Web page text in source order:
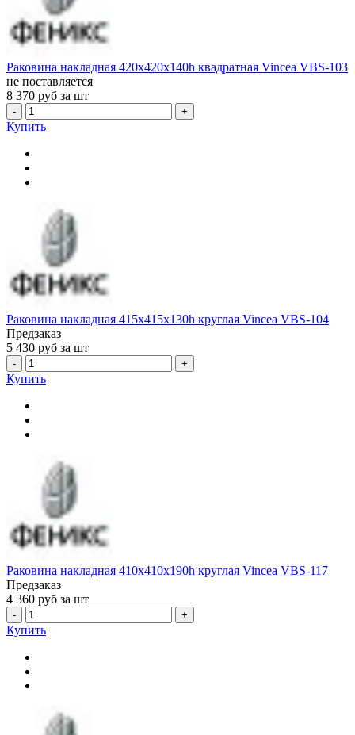
Раковина накладная 420x420x140h квадратная Vincea VBS-103
не поставляется
8 370 руб за шт
- +
Купить
Раковина накладная 415x415x130h круглая Vincea VBS-104
Предзаказ
5 430 руб за шт
- +
Купить
Раковина накладная 410x410x190h круглая Vincea VBS-117
Предзаказ
4 360 руб за шт
- +
Купить